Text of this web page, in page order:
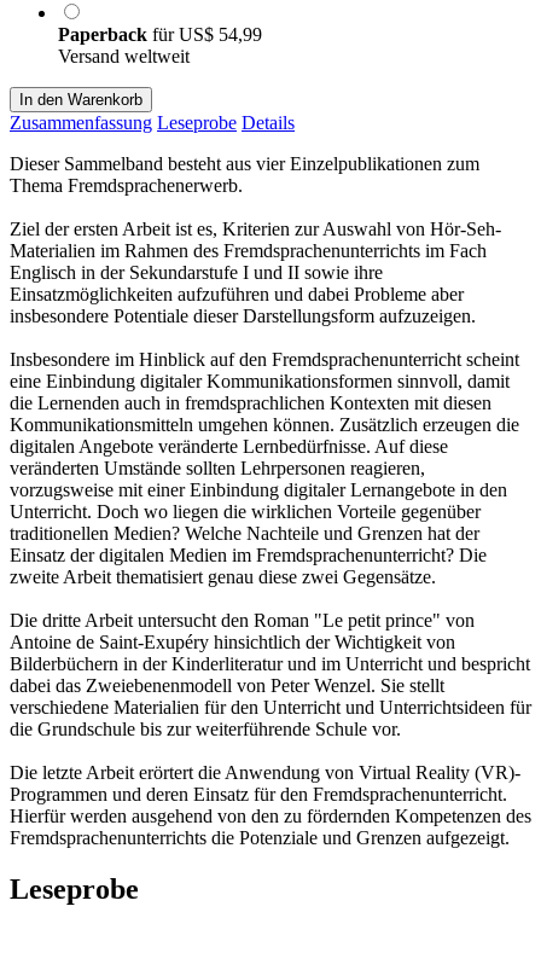
Paperback fürUS$ 54,99
Versand weltweit
In den Warenkorb
Zusammenfassung Leseprobe Details
Dieser Sammelband besteht aus vier Einzelpublikationen zum
Thema Fremdsprachenerwerb.
Ziel der ersten Arbeit ist es, Kriterien zur Auswahl von Hör-Seh-
Materialien im Rahmen des Fremdsprachenunterrichts im Fach
Englisch in der Sekundarstufe I und II sowie ihre
Einsatzmöglichkeiten aufzuführen und dabei Probleme aber
insbesondere Potentiale dieser Darstellungsform aufzuzeigen.
Insbesondere im Hinblick auf den Fremdsprachenunterricht scheint
eine Einbindung digitaler Kommunikationsformen sinnvoll, damit
die Lernenden auch in fremdsprachlichen Kontexten mit diesen
Kommunikationsmitteln umgehen können. Zusätzlich erzeugen die
digitalen Angebote veränderte Lernbedürfnisse. Auf diese
veränderten Umstände sollten Lehrpersonen reagieren,
vorzugsweise mit einer Einbindung digitaler Lernangebote in den
Unterricht. Doch wo liegen die wirklichen Vorteile gegenüber
traditionellen Medien? Welche Nachteile und Grenzen hat der
Einsatz der digitalen Medien im Fremdsprachenunterricht? Die
zweite Arbeit thematisiert genau diese zwei Gegensätze.
Die dritte Arbeit untersucht den Roman "Le petit prince" von
Antoine de Saint-Exupéry hinsichtlich der Wichtigkeit von
Bilderbüchern in der Kinderliteratur und im Unterricht und bespricht
dabei das Zweiebenenmodell von Peter Wenzel. Sie stellt
verschiedene Materialien für den Unterricht und Unterrichtsideen für
die Grundschule bis zur weiterführende Schule vor.
Die letzte Arbeit erörtert die Anwendung von Virtual Reality (VR)-
Programmen und deren Einsatz für den Fremdsprachenunterricht.
Hierfür werden ausgehend von den zu fördernden Kompetenzen des
Fremdsprachenunterrichts die Potenziale und Grenzen aufgezeigt.
Leseprobe